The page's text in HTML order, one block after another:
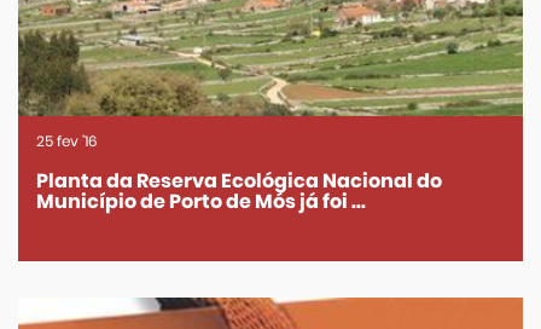
Planta da Reserva Ecológica Nacional do
Município de Porto de Mós já foi ...
25fev'16